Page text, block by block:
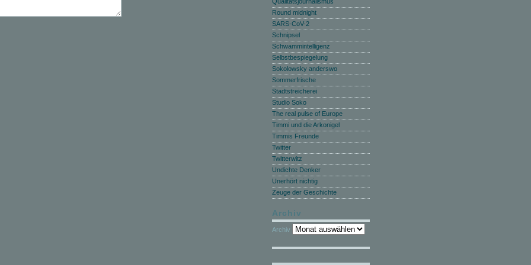
Round midnight
SARS-CoV-2
Schnipsel
Schwammintelligenz
Selbstbespiegelung
Sokolowsky anderswo
Sommerfrische
Stadtstreicherei
Studio Soko
The real pulse of Europe
Timmi und die Arkonigel
Timmis Freunde
Twitter
Twitterwitz
Undichte Denker
Unerhört nichtig
Zeuge der Geschichte
Archiv
Archiv